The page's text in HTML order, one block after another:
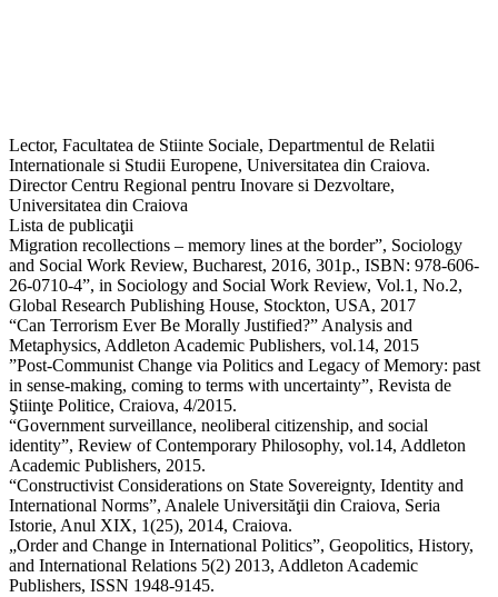
Lector, Facultatea de Stiinte Sociale, Departmentul de Relatii
Internationale si Studii Europene, Universitatea din Craiova.
Director Centru Regional pentru Inovare si Dezvoltare,
Universitatea din Craiova
Lista de publicaţii
Migration recollections – memory lines at the border”, Sociology
and Social Work Review, Bucharest, 2016, 301p., ISBN: 978-606-
26-0710-4”, in Sociology and Social Work Review, Vol.1, No.2,
Global Research Publishing House, Stockton, USA, 2017
“Can Terrorism Ever Be Morally Justified?” Analysis and
Metaphysics, Addleton Academic Publishers, vol.14, 2015
”Post-Communist Change via Politics and Legacy of Memory: past
in sense-making, coming to terms with uncertainty”, Revista de
Ştiinţe Politice, Craiova, 4/2015.
“Government surveillance, neoliberal citizenship, and social
identity”, Review of Contemporary Philosophy, vol.14, Addleton
Academic Publishers, 2015.
“Constructivist Considerations on State Sovereignty, Identity and
International Norms”, Analele Universităţii din Craiova, Seria
Istorie, Anul XIX, 1(25), 2014, Craiova.
„Order and Change in International Politics”, Geopolitics, History,
and International Relations 5(2) 2013, Addleton Academic
Publishers, ISSN 1948-9145.